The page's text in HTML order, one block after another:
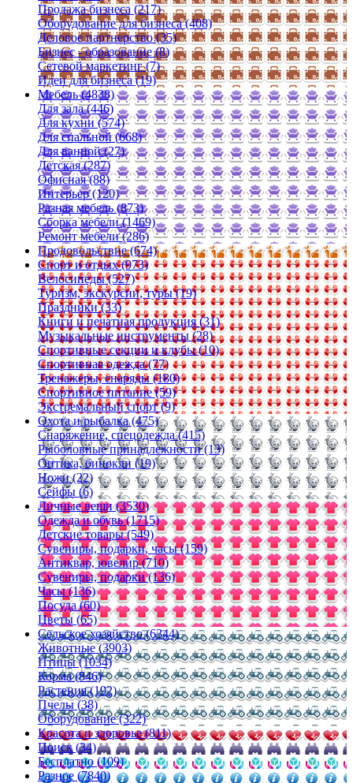
Продажа бизнеса (217)
Оборудование для бизнеса (408)
Деловое партнерство (35)
Бизнес - образование (8)
Сетевой маркетинг (7)
Идеи для бизнеса (19)
Мебель (4838)
Для зала (446)
Для кухни (574)
Для спальной (668)
Для ванной (27)
Детская (287)
Офисная (88)
Интерьер (120)
Разная мебель (873)
Сборка мебели (1469)
Ремонт мебели (286)
Продовольствие (674)
Спорт и отдых (973)
Велосипеды (527)
Туризм, экскурсии, туры (19)
Праздники (33)
Книги и печатная продукция (31)
Музыкальные инструменты (28)
Спортивные секции и клубы (10)
Спортивная одежда (77)
Тренажеры, снаряды (180)
Спортивное питание (59)
Экстремальный спорт (9)
Охота и рыбалка (475)
Снаряжение, спецодежда (415)
Рыболовные принадлежности (13)
Оптика, бинокли (19)
Ножи (22)
Сейфы (6)
Личные вещи (3530)
Одежда и обувь (1715)
Детские товары (549)
Сувениры, подарки, часы (159)
Антиквар, ювелир (710)
Сувениры, подарки (136)
Часы (136)
Посуда (60)
Цветы (65)
Сельское хозяйство (6344)
Животные (3903)
Птицы (1034)
Корма (846)
Растения (192)
Пчелы (38)
Оборудование (322)
Красота и здоровье (811)
Поиск (34)
Бесплатно (109)
Разное (7840)